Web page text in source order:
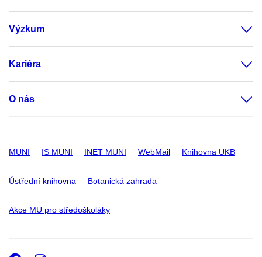
Výzkum
Kariéra
O nás
MUNI IS MUNI INET MUNI WebMail Knihovna UKB
Ústřední knihovna Botanická zahrada
Akce MU pro středoškoláky